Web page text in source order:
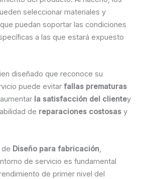
seleccionar materiales y
puedan soportar las condiciones
a las que estará expuesto
diseñado que reconoce su
puede evitar fallas prematuras
la satisfacción del clientey
de reparaciones costosas y
Diseño para fabricación,
de servicio es fundamental
de primer nivel del